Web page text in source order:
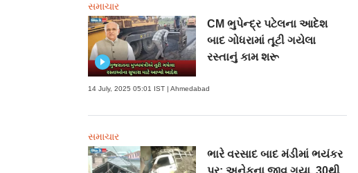
સમાચાર
CM ભુપેન્દ્ર પટેલના આદેશ
બાદ ગોધરામાં તૂટી ગયેલા
રસ્તાનું કામ શરૂ
14 July, 2025 05:01 IST | Ahmedabad
સમાચાર
ભારે વરસાદ બાદ મંડીમાં ભયંકર
પૂર: અનેકના જીવ ગયા, 30થી